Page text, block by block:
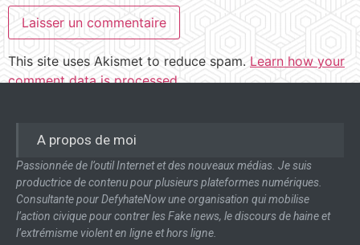
This site uses Akismet to reduce spam. Learn how your
comment data is processed.
A propos de moi
Passionnée de l’outil Internet et des nouveaux médias. Je suis
productrice de contenu pour plusieurs plateformes numériques.
Consultante pour DefyhateNow une organisation qui mobilise
l’action civique pour contrer les Fake news, le discours de haine et
l’extrémisme violent en ligne et hors ligne.